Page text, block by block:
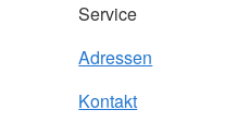
Service
Adressen
Kontakt